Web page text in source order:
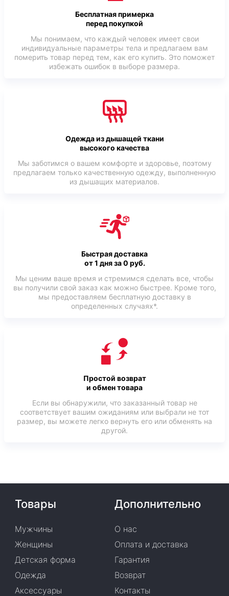
Бесплатная примерка
перед покупкой
Мы понимаем, что каждый человек имеет свои
индивидуальные параметры тела и предлагаем вам
померить товар перед тем, как его купить. Это поможет
избежать ошибок в выборе размера.
Одежда из дышащей ткани
высокого качества
Мы заботимся о вашем комфорте и здоровье, поэтому
предлагаем только качественную одежду, выполненную
из дышащих материалов.
Быстрая доставка
от 1 дня за 0 руб.
Мы ценим ваше время и стремимся сделать все, чтобы
вы получили свой заказ как можно быстрее. Кроме того,
мы предоставляем бесплатную доставку в
определенных случаях*.
Простой возврат
и обмен товара
Если вы обнаружили, что заказанный товар не
соответствует вашим ожиданиям или выбрали не тот
размер, вы можете легко вернуть его или обменять на
другой.
Товары
Мужчины
Женщины
Детская форма
Одежда
Аксессуары
Дополнительно
О нас
Оплата и доставка
Гарантия
Возврат
Контакты